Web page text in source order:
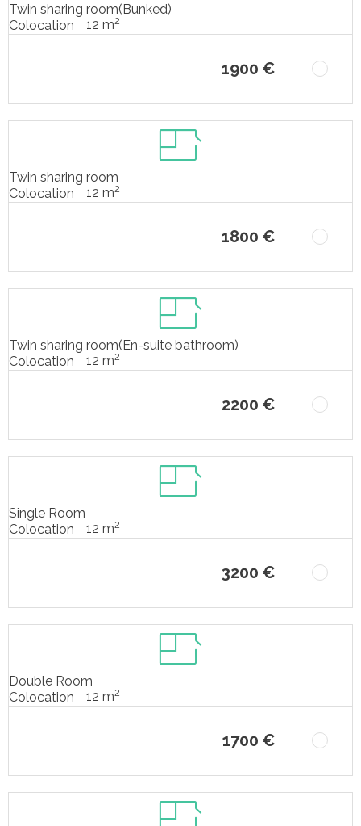
Twin sharing room(Bunked)
Colocation
12 m2
1900 €
Twin sharing room
Colocation
12 m2
1800 €
Twin sharing room(En-suite bathroom)
Colocation
12 m2
2200 €
Single Room
Colocation
12 m2
3200 €
Double Room
Colocation
12 m2
1700 €